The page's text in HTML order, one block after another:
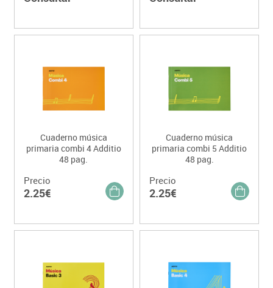
Cuaderno música
primaria combi 4 Additio
48 pag.
Precio
2.25€
Cuaderno música
primaria combi 5 Additio
48 pag.
Precio
2.25€